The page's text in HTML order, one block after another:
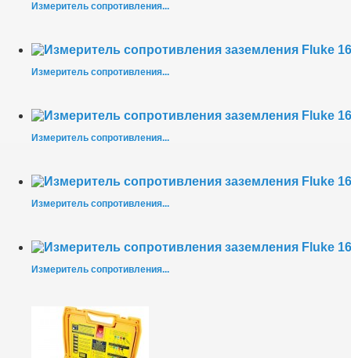
Измеритель сопротивления...
Измеритель сопротивления...
Измеритель сопротивления...
Измеритель сопротивления...
Измеритель сопротивления...